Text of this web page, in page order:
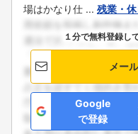
場はかなり仕 ... 残業・
１分で無料登録し
メー
Google
で登録